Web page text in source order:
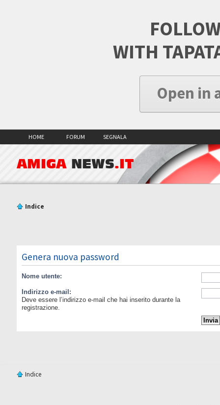
WITH
Open in
HOME FORUM SEGNALA
AMIGA NEWS.IT
Indice
Genera nuova password
Nome utente:
Indirizzo e-mail:
Deve essere l’indirizzo e-mail che hai inserito durante la
registrazione.
Indice